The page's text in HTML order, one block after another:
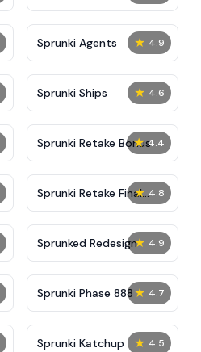
★ 4.9
Sprunki Agents
★ 4.6
Sprunki Ships
★ 4.4
Sprunki Retake Bonus
★ 4.8
Sprunki Retake Final
Update
★ 4.9
Sprunked Redesign
★ 4.7
Sprunki Phase 888
★ 4.5
Sprunki Katchup